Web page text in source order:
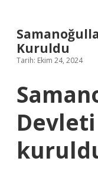
Kuruldu
Tarih: Ekim 24, 2024